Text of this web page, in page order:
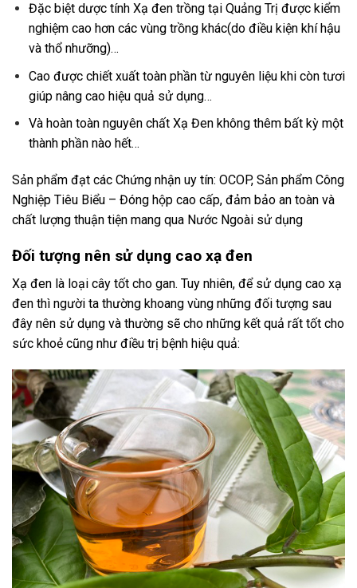
Đặc biệt dược tính Xạ đen trồng tại Quảng Trị được kiểm
nghiệm cao hơn các vùng trồng khác(do điều kiện khí hậu
và thổ nhưỡng)…
Cao được chiết xuất toàn phần từ nguyên liệu khi còn tươi
giúp nâng cao hiệu quả sử dụng…
Và hoàn toàn nguyên chất Xạ Đen không thêm bất kỳ một
thành phần nào hết…
Sản phẩm đạt các Chứng nhận uy tín: OCOP, Sản phẩm Công
Nghiệp Tiêu Biểu – Đóng hộp cao cấp, đảm bảo an toàn và
chất lượng thuận tiện mang qua Nước Ngoài sử dụng
Đối tượng nên sử dụng cao xạ đen
Xạ đen là loại cây tốt cho gan. Tuy nhiên, để sử dụng cao xạ
đen thì người ta thường khoang vùng những đối tượng sau
đây nên sử dụng và thường sẽ cho những kết quả rất tốt cho
sức khoẻ cũng như điều trị bệnh hiệu quả: